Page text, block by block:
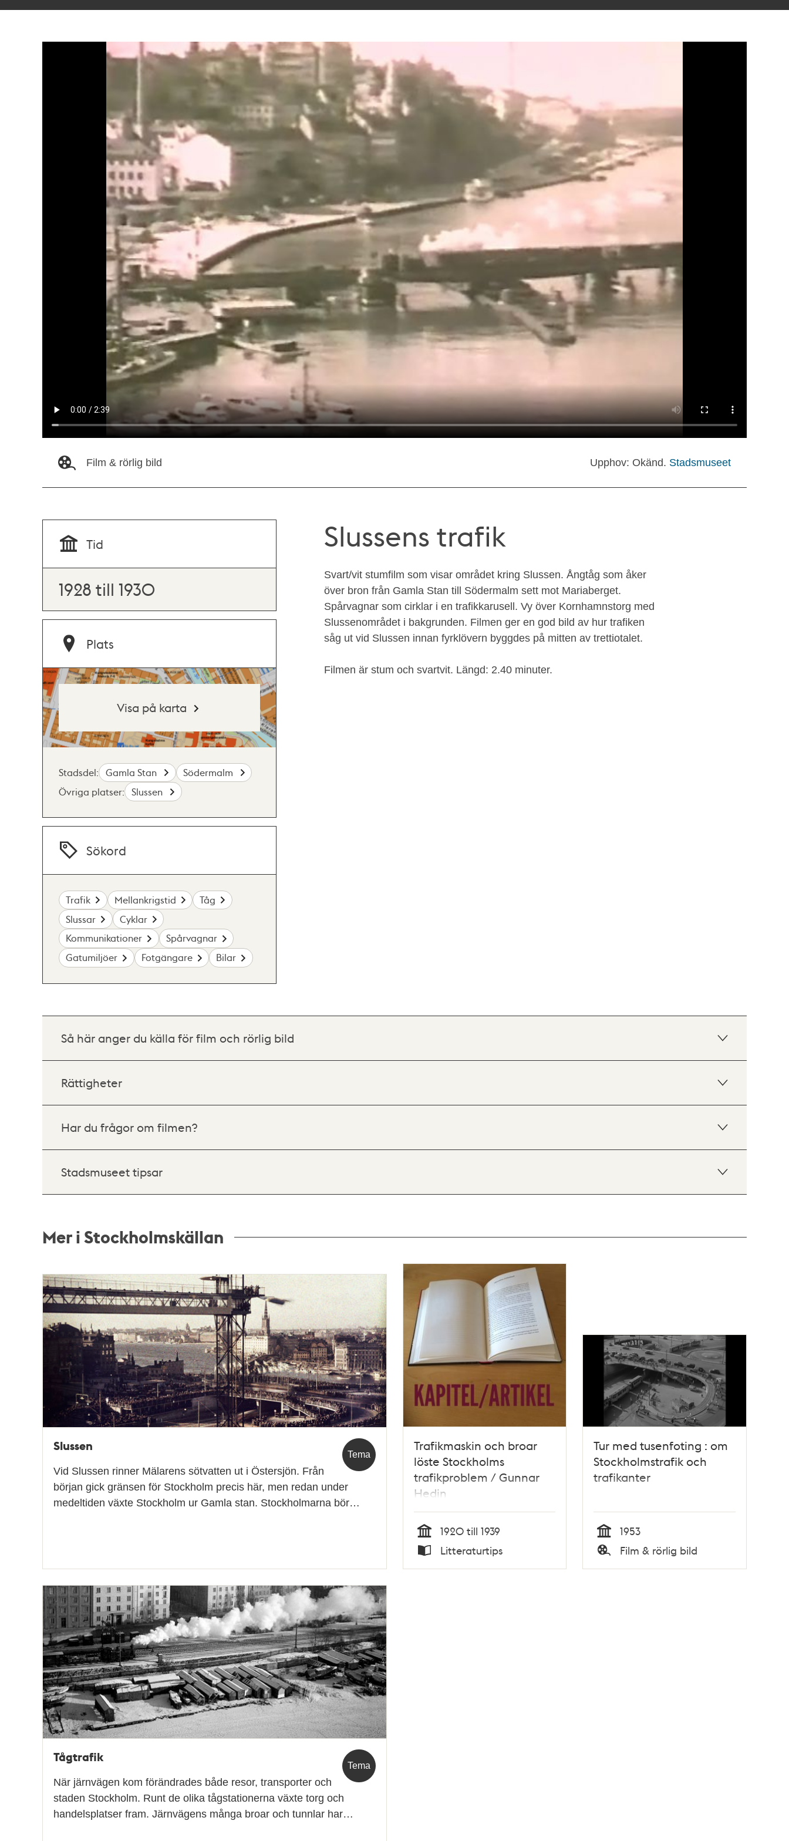
Film & rörlig bild Upphov: Okänd. Stadsmuseet
Slussens trafik
Svart/vit stumfilm som visar området kring Slussen. Ångtåg som åker
över bron från Gamla Stan till Södermalm sett mot Mariaberget.
Spårvagnar som cirklar i en trafikkarusell. Vy över Kornhamnstorg med
Slussenområdet i bakgrunden. Filmen ger en god bild av hur trafiken
såg ut vid Slussen innan fyrklövern byggdes på mitten av trettiotalet.
Filmen är stum och svartvit. Längd: 2.40 minuter.
Tid
1928 till 1930
Plats
Visa på karta
Stadsdel: Gamla Stan
Södermalm
Övriga platser:
Slussen
Sökord
Trafik Mellankrigstid
Tåg
Slussar
Cyklar
Kommunikationer
Spårvagnar
Gatumiljöer
Fotgängare Bilar
Så här anger du källa för film och rörlig bild
Rättigheter
Har du frågor om filmen?
Stadsmuseet tipsar
Mer i Stockholmskällan
poster
och
teman
Tema
Slussen
Vid Slussen rinner Mälarens sötvatten ut i Östersjön. Från
början gick gränsen för Stockholm precis här, men redan under
medeltiden växte Stockholm ur Gamla stan. Stockholmarna bör…
Trafikmaskin och broar
löste Stockholms
trafikproblem / Gunnar
Hedin
Tid
1920 till 1939
Typ
Litteraturtips
Tur med tusenfoting : om
Stockholmstrafik och
trafikanter
Tid
1953
Typ
Film & rörlig bild
Tema
Tågtrafik
När järnvägen kom förändrades både resor, transporter och
staden Stockholm. Runt de olika tågstationerna växte torg och
handelsplatser fram. Järnvägens många broar och tunnlar har…